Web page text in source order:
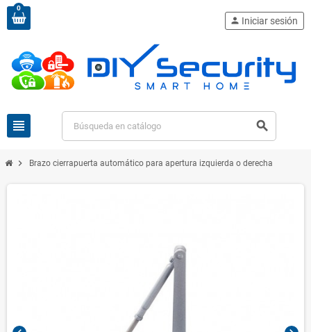
0
view_headline search
person Iniciar sesión
chevron_right Brazo cierrapuerta automático para apertura izquierda o derecha